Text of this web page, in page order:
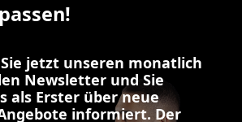
jetzt unseren monatlich
Newsletter und Sie
als Erster über neue
informiert. Der